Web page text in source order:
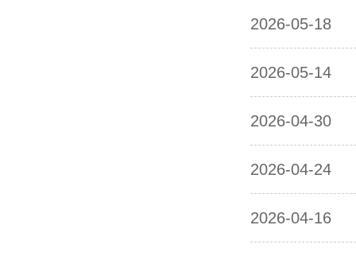
2026-05-18
2026-05-14
2026-04-30
2026-04-24
2026-04-16